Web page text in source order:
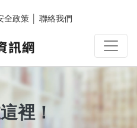
全政策 聯絡我們
裡！